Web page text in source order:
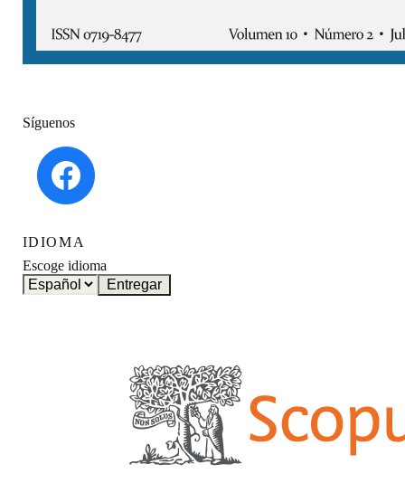
Síguenos
IDIOMA
Escoge idioma